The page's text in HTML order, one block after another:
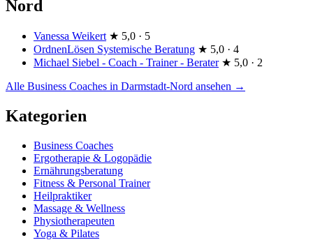
Nord
Vanessa Weikert ★ 5,0 · 5
OrdnenLösen Systemische Beratung ★ 5,0 · 4
Michael Siebel - Coach - Trainer - Berater ★ 5,0 · 2
Alle Business Coaches in Darmstadt-Nord ansehen →
Kategorien
Business Coaches
Ergotherapie & Logopädie
Ernährungsberatung
Fitness & Personal Trainer
Heilpraktiker
Massage & Wellness
Physiotherapeuten
Yoga & Pilates